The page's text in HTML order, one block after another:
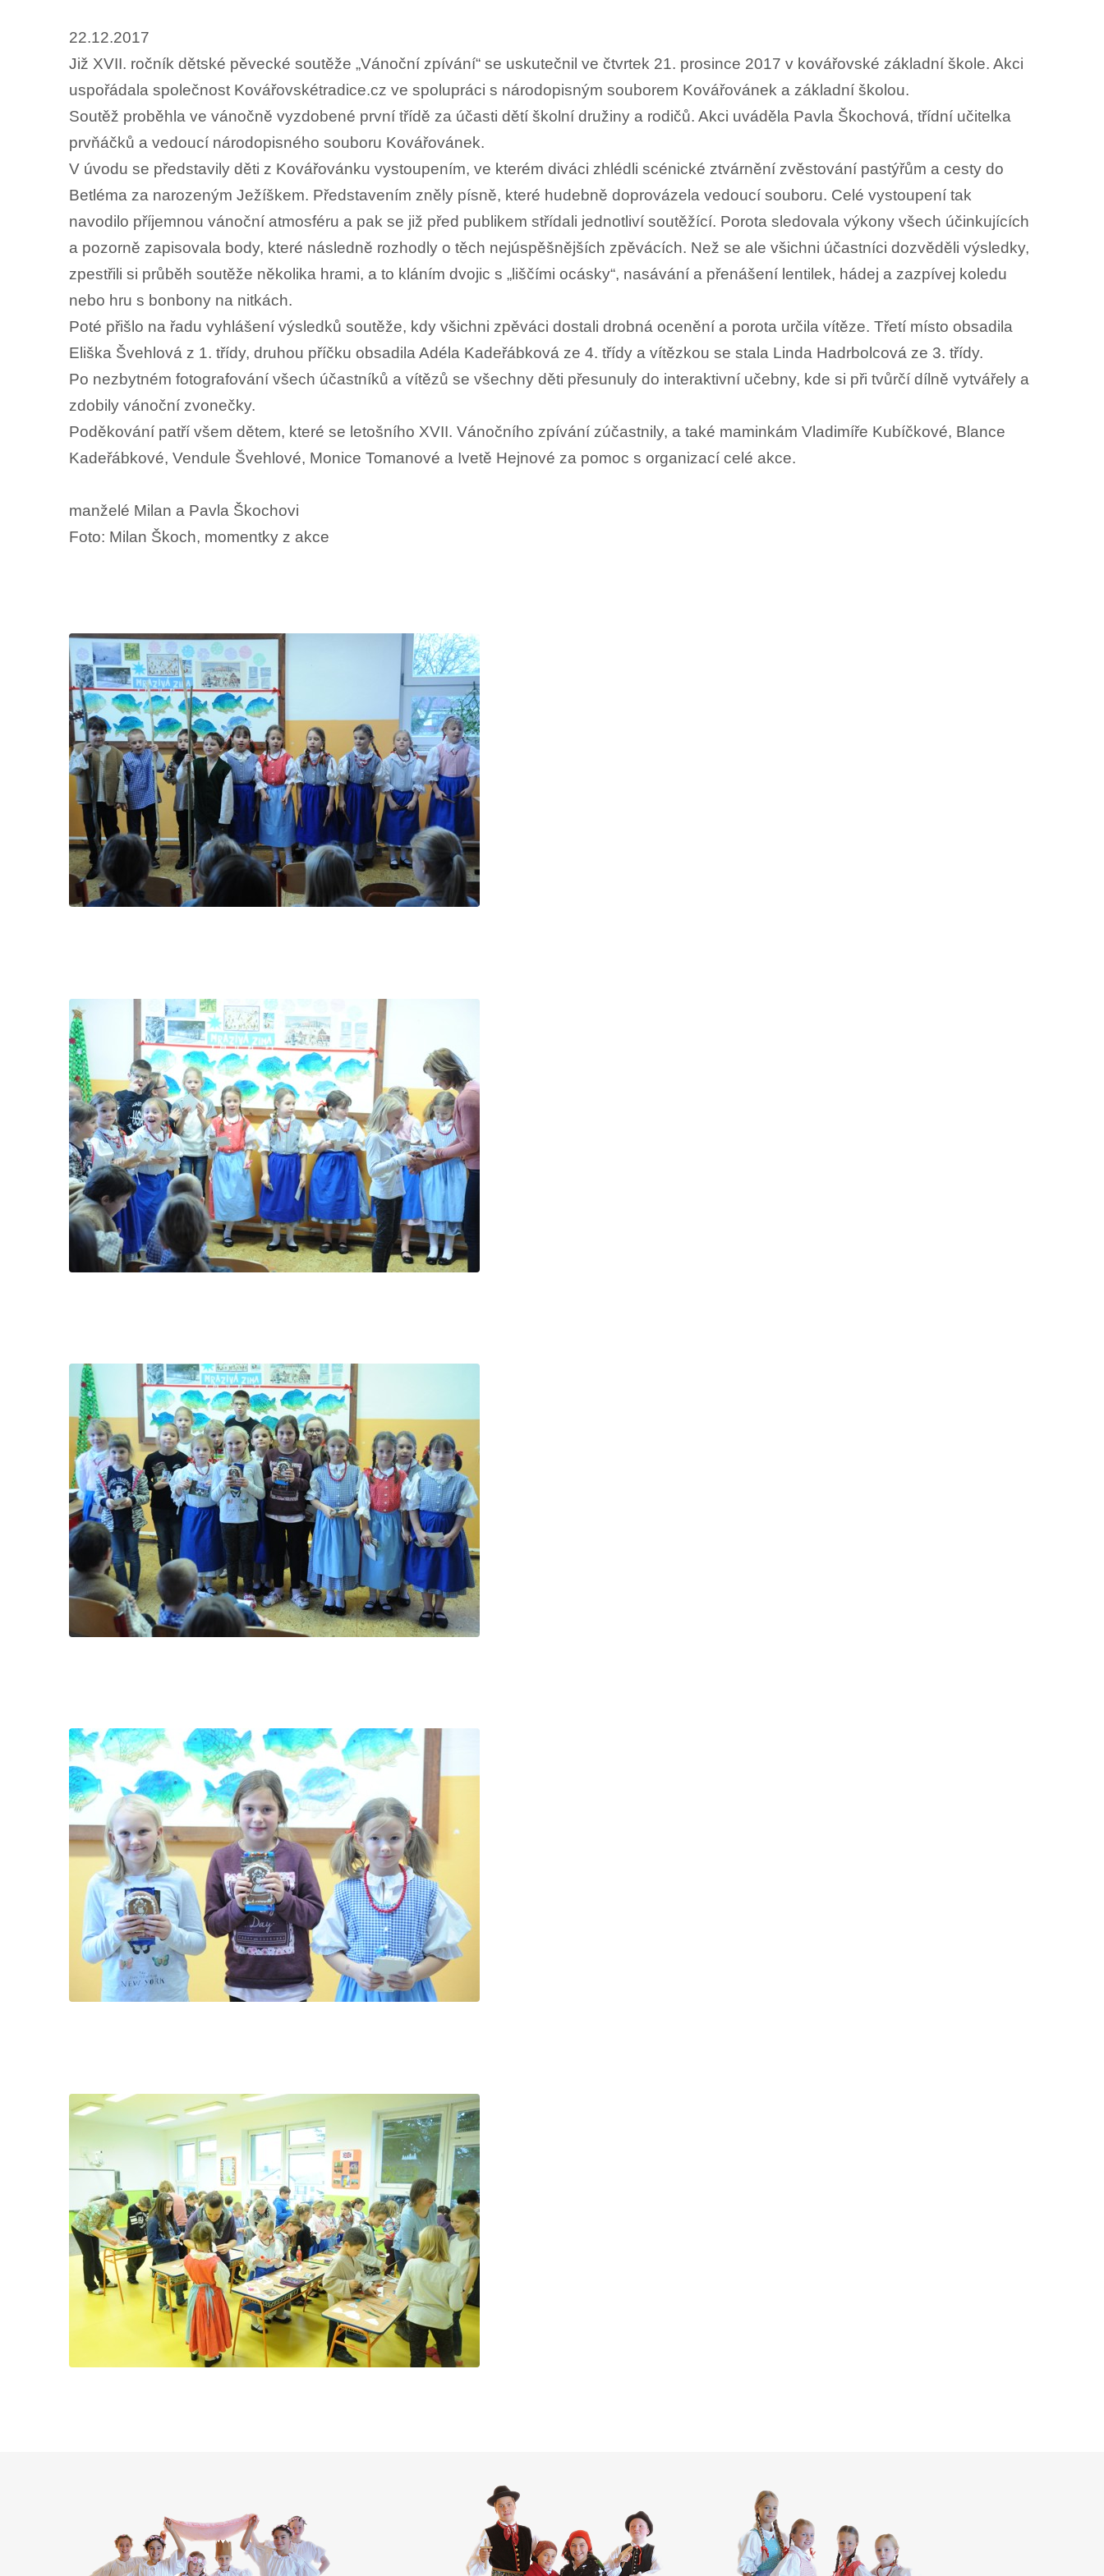
22.12.2017
Již XVII. ročník dětské pěvecké soutěže „Vánoční zpívání“ se uskutečnil ve čtvrtek 21. prosince 2017 v kovářovské základní škole. Akci
uspořádala společnost Kovářovskétradice.cz ve spolupráci s národopisným souborem Kovářovánek a základní školou.
Soutěž proběhla ve vánočně vyzdobené první třídě za účasti dětí školní družiny a rodičů. Akci uváděla Pavla Škochová, třídní učitelka
prvňáčků a vedoucí národopisného souboru Kovářovánek.
V úvodu se představily děti z Kovářovánku vystoupením, ve kterém diváci zhlédli scénické ztvárnění zvěstování pastýřům a cesty do
Betléma za narozeným Ježíškem. Představením zněly písně, které hudebně doprovázela vedoucí souboru. Celé vystoupení tak
navodilo příjemnou vánoční atmosféru a pak se již před publikem střídali jednotliví soutěžící. Porota sledovala výkony všech účinkujících
a pozorně zapisovala body, které následně rozhodly o těch nejúspěšnějších zpěvácích. Než se ale všichni účastníci dozvěděli výsledky,
zpestřili si průběh soutěže několika hrami, a to kláním dvojic s „liščími ocásky“, nasávání a přenášení lentilek, hádej a zazpívej koledu
nebo hru s bonbony na nitkách.
Poté přišlo na řadu vyhlášení výsledků soutěže, kdy všichni zpěváci dostali drobná ocenění a porota určila vítěze. Třetí místo obsadila
Eliška Švehlová z 1. třídy, druhou příčku obsadila Adéla Kadeřábková ze 4. třídy a vítězkou se stala Linda Hadrbolcová ze 3. třídy.
Po nezbytném fotografování všech účastníků a vítězů se všechny děti přesunuly do interaktivní učebny, kde si při tvůrčí dílně vytvářely a
zdobily vánoční zvonečky.
Poděkování patří všem dětem, které se letošního XVII. Vánočního zpívání zúčastnily, a také maminkám Vladimíře Kubíčkové, Blance
Kadeřábkové, Vendule Švehlové, Monice Tomanové a Ivetě Hejnové za pomoc s organizací celé akce.
manželé Milan a Pavla Škochovi
Foto: Milan Škoch, momentky z akce